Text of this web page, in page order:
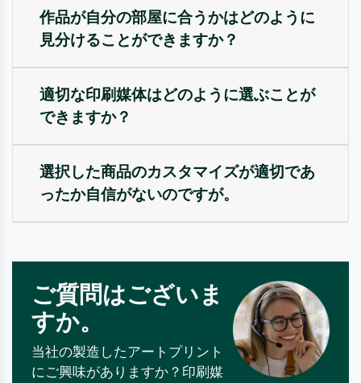
作品が自分の部屋に合うかはどのように
見分けることができますか？
適切な印刷媒体はどのように選ぶことが
できますか？
選択した商品のカスタマイズが適切であ
ったか自信がないのですが。
ご質問はございま
すか。
当社の製造したアートプリント
にご興味がありますか？印刷媒